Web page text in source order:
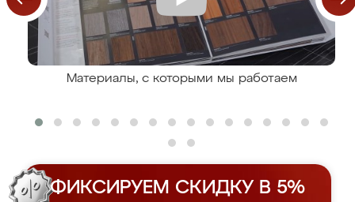
Материалы, с которыми мы работаем
ФИКСИРУЕМ СКИДКУ В 5%